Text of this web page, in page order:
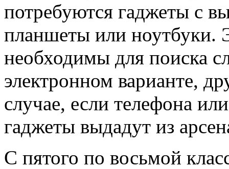
потребуются гаджеты с
планшеты или ноутбуки.
необходимы для поиска
электронном варианте,
случае, если телефона
гаджеты выдадут из
С пятого по восьмой